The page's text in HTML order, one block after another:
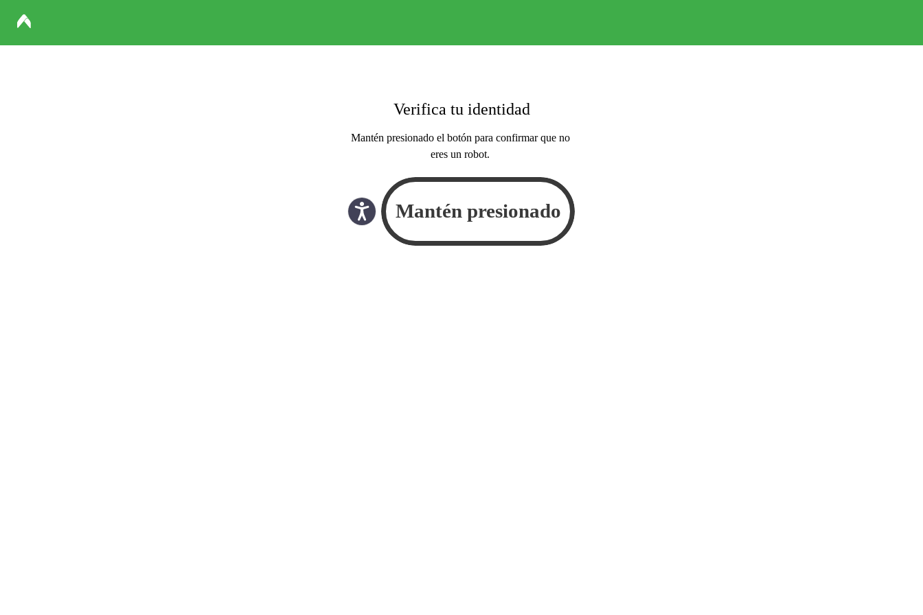
Verifica tu identidad
Mantén presionado el botón para confirmar que no
eres un robot.